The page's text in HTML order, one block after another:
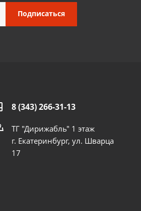
8 (343) 266-31-13
ТГ "Дирижабль" 1 этаж
г. Екатеринбург, ул. Шварца
17